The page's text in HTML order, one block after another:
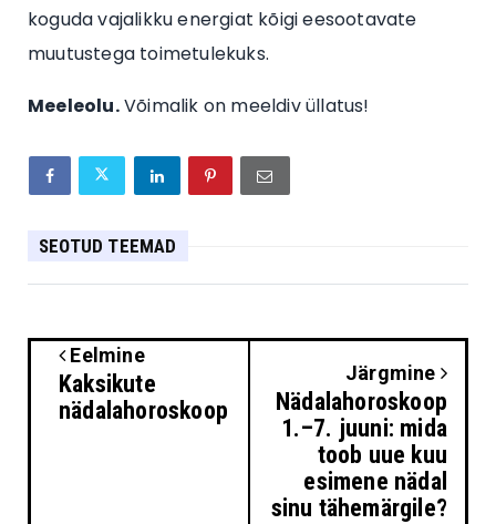
koguda vajalikku energiat kõigi eesootavate
muutustega toimetulekuks.
Meeleolu.Võimalik on meeldiv üllatus!
SEOTUD TEEMAD
Eelmine
Kaksikute
nädalahoroskoop
Järgmine
Nädalahoroskoop
1.–7. juuni: mida
toob uue kuu
esimene nädal
sinu tähemärgile?